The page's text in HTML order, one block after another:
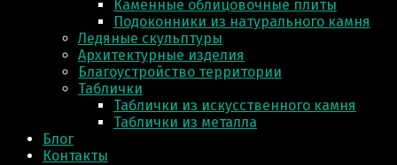
Каменные облицовочные плиты
Подоконники из натурального камня
Ледяные скульптуры
Архитектурные изделия
Благоустройство территории
Таблички
Таблички из искусственного камня
Таблички из металла
Блог
Контакты